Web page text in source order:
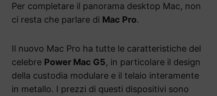
Per completare il panorama desktop Mac, non
ci resta che parlare di Mac Pro.
Il nuovo Mac Pro ha tutte le caratteristiche del
celebre Power Mac G5, in particolare il design
della custodia modulare e il telaio interamente
in metallo. I prezzi di questi dispositivi sono